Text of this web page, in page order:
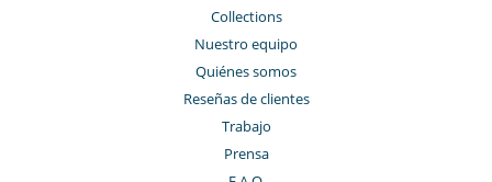
Collections
Nuestro equipo
Quiénes somos
Reseñas de clientes
Trabajo
Prensa